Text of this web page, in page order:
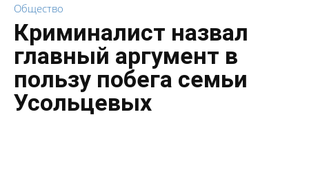
Общество
Криминалист назвал
главный аргумент в
пользу побега семьи
Усольцевых